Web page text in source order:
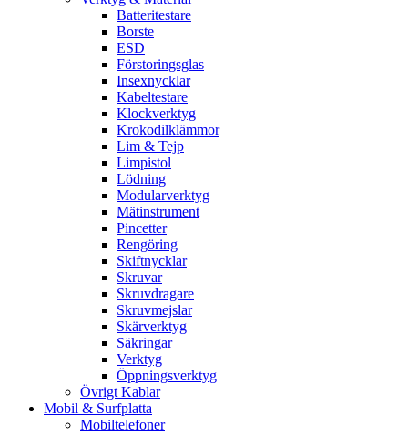
Batteritestare
Borste
ESD
Förstoringsglas
Insexnycklar
Kabeltestare
Klockverktyg
Krokodilklämmor
Lim & Tejp
Limpistol
Lödning
Modularverktyg
Mätinstrument
Pincetter
Rengöring
Skiftnycklar
Skruvar
Skruvdragare
Skruvmejslar
Skärverktyg
Säkringar
Verktyg
Öppningsverktyg
Övrigt Kablar
Mobil & Surfplatta
Mobiltelefoner